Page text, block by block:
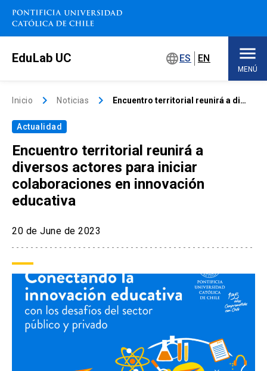
Saltar
contenido
EduLab UC languageES EN
MENÚ
Inicio
Sobre EduLab
Soluciones educativas
Concursos
Noticias
Buscar
Inicio keyboard_arrow_right Noticias keyboard_arrow_right Encuentro territorial reunirá a diversos actores para iniciar colaboraciones en innovación educativa
Actualidad
Encuentro territorial reunirá a
diversos actores para iniciar
colaboraciones en innovación
educativa
20 de June de 2023